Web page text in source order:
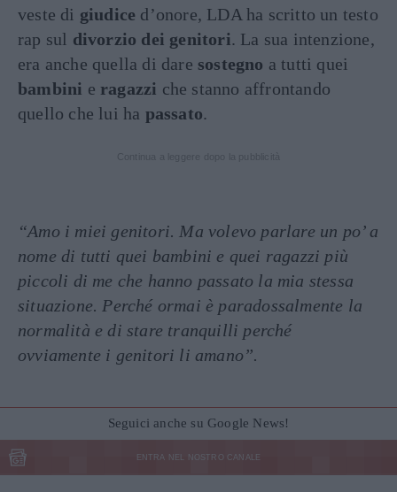
veste di giudice d’onore, LDA ha scritto un testo
rap sul divorzio dei genitori. La sua intenzione,
era anche quella di dare sostegno a tutti quei
bambini e ragazzi che stanno affrontando
quello che lui ha passato.
“Amo i miei genitori. Ma volevo parlare un po’ a
nome di tutti quei bambini e quei ragazzi più
piccoli di me che hanno passato la mia stessa
situazione. Perché ormai è paradossalmente la
normalità e di stare tranquilli perché
ovviamente i genitori li amano”.
Seguici anche su Google News!
ENTRA NEL NOSTRO CANALE